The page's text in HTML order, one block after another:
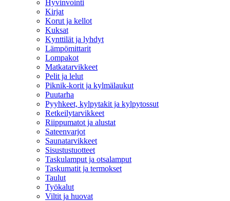
Hyvinvointi
Kirjat
Korut ja kellot
Kuksat
Kynttilät ja lyhdyt
Lämpömittarit
Lompakot
Matkatarvikkeet
Pelit ja lelut
Piknik-korit ja kylmälaukut
Puutarha
Pyyhkeet, kylpytakit ja kylpytossut
Retkeilytarvikkeet
Riippumatot ja alustat
Sateenvarjot
Saunatarvikkeet
Sisustustuotteet
Taskulamput ja otsalamput
Taskumatit ja termokset
Taulut
Työkalut
Viltit ja huovat